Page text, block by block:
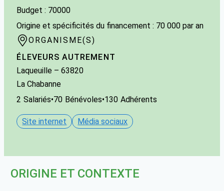
Budget : 70000
Origine et spécificités du financement : 70 000 par an
ORGANISME(S)
ÉLEVEURS AUTREMENT
Laqueuille – 63820
La Chabanne
2 Salariés•70 Bénévoles•130 Adhérents
Site internet Média sociaux
ORIGINE ET CONTEXTE